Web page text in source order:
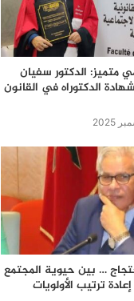
متميز: الدكتور سفيان
الدكتوراه في القانون
… بين حيوية المجتمع
ترتيب الأولويات